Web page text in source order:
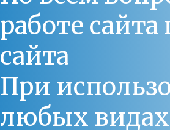
работе
сайта
При
любых